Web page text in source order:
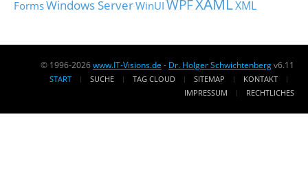
FormsWindows ServerWinUI WPF XML
© 1996-2026www.IT-Visions.de - Dr. Holger Schwichtenbergv6.11
START SUCHE TAG CLOUD SITEMAP
KONTAKT
IMPRESSUM
RECHTLICHES